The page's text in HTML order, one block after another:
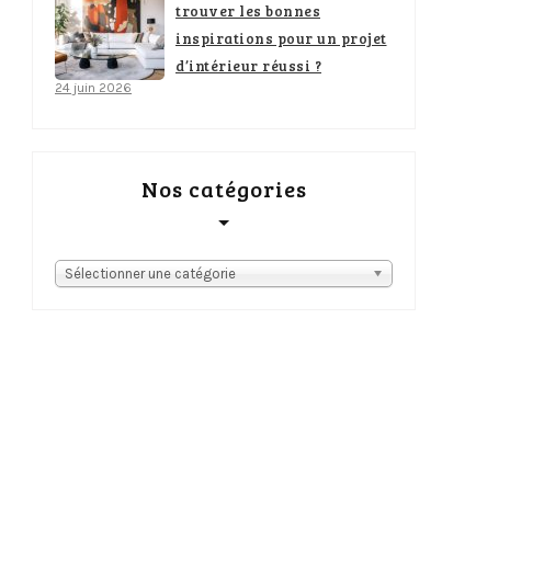
trouver les bonnes
inspirations pour un projet
d’intérieur réussi ?
24 juin 2026
Nos catégories
Sélectionner une catégorie